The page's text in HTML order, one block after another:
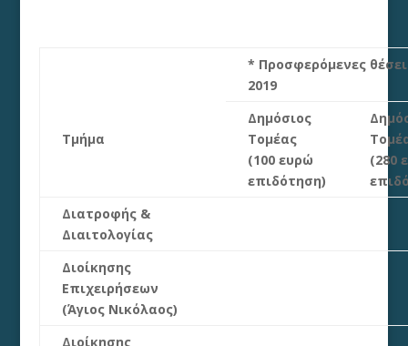
Τμήμα
* Προσφερόμενες
2019
Δημόσιος
Τομέας
(100 ευρώ
επιδότηση)
(280
Διατροφής &
Διαιτολογίας
Διοίκησης
Επιχειρήσεων
(Άγιος Νικόλαος)
Διοίκησης